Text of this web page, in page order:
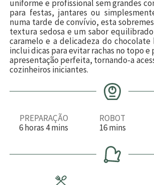
uniforme e profissional sem grandes
para festas, jantares ou
numa tarde de convívio, esta
textura sedosa e um sabor
caramelo e a delicadeza do chocolate
inclui dicas para evitar rachas no topo e
apresentação perfeita, tornando-a
cozinheiros iniciantes.
PREPARAÇÃO
6h
a
horas 4m
u
mins
ROBOT
16m
n
u
t
mins